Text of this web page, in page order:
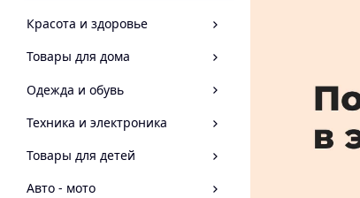
Красота и здоровье
Товары для дома
Одежда и обувь
Техника и электроника
Товары для детей
Авто - мото